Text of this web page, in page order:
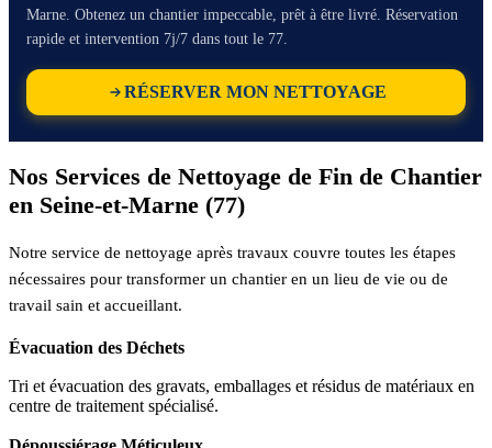
Marne. Obtenez un chantier impeccable, prêt à être livré. Réservation
rapide et intervention 7j/7 dans tout le 77.
RÉSERVER MON NETTOYAGE
Nos Services de Nettoyage de Fin de Chantier
en Seine-et-Marne (77)
Notre service de nettoyage après travaux couvre toutes les étapes
nécessaires pour transformer un chantier en un lieu de vie ou de
travail sain et accueillant.
Évacuation des Déchets
Tri et évacuation des gravats, emballages et résidus de matériaux en
centre de traitement spécialisé.